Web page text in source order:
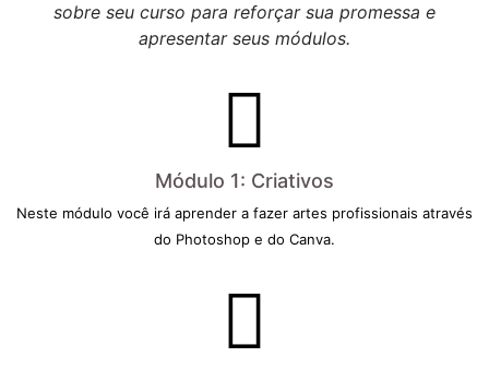
sobre seu curso para reforçar sua promessa e
apresentar seus módulos.
Módulo 1: Criativos
Neste módulo você irá aprender a fazer artes profissionais através
do Photoshop e do Canva.